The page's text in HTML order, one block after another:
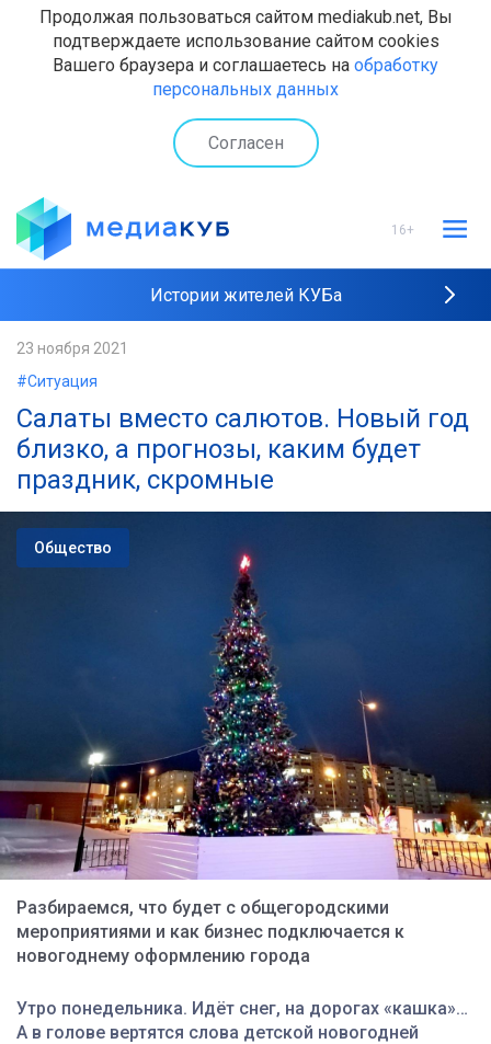
Продолжая пользоваться сайтом mediakub.net, Вы
подтверждаете использование сайтом cookies
Вашего браузера и соглашаетесь на обработку
персональных данных
Согласен
16+
Истории жителей КУБа
23 ноября 2021
#Ситуация
Салаты вместо салютов. Новый год
близко, а прогнозы, каким будет
праздник, скромные
Общество
Разбираемся, что будет с общегородскими
мероприятиями и как бизнес подключается к
новогоднему оформлению города
Утро понедельника. Идёт снег, на дорогах «кашка»…
А в голове вертятся слова детской новогодней